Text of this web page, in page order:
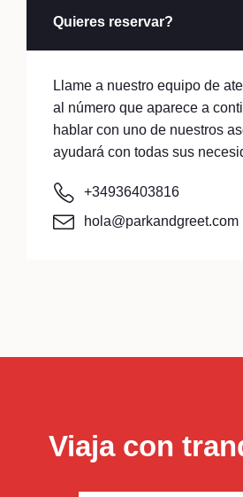
Quieres reservar?
Llame a nuestro equipo de
al número que aparece a
hablar con uno de nuestros
ayudará con todas sus
+34936403816
hola@parkandgreet.com
Viaja con